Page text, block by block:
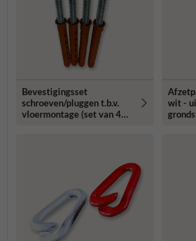
Bevestigingsset
schroeven/pluggen t.b.v.
vloermontage (set van 4
wit -